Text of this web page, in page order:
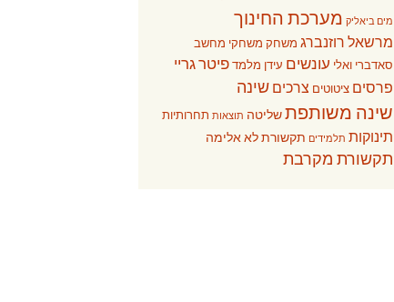
מים ביאליק מערכת החינוך
מרשאל רוזנברג משחק משחקי מחשב
סאדברי ואלי עונשים עידן מלמד פיטר גריי
פרסים ציטוטים צרכים שינה
שינה משותפתשליטה תוצאות תחרותיות
תינוקות תלמידים תקשורת לא אלימה
תקשורת מקרבת